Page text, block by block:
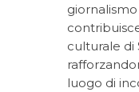
giornalismo
culturale di
luogo di